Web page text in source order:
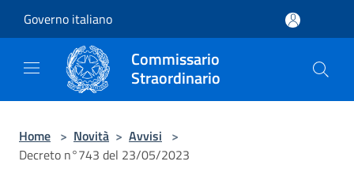
Governo italiano
Commissario
Straordinario
Home > Novità > Avvisi >
Decreto n°743 del 23/05/2023